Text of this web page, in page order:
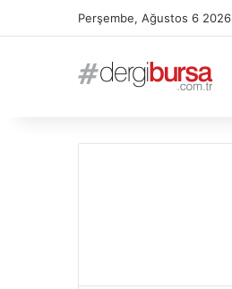
Perşembe, Ağustos 6 2026